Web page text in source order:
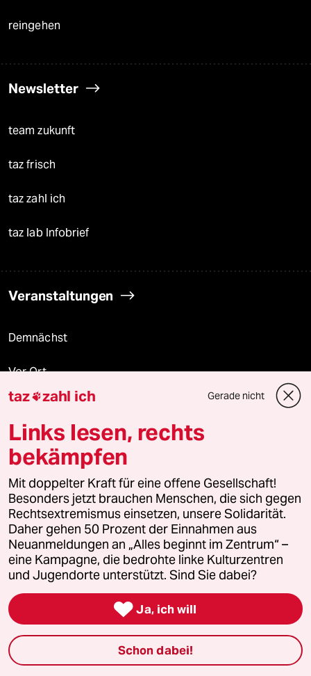
reingehen
Newsletter
team zukunft
taz frisch
taz zahl ich
taz lab Infobrief
Veranstaltungen
Demnächst
Vor Ort
Live im Stream
Vergangene
Mehr taz Lesestoff
taz Blogs
taz FUTURZWEI
Le Monde diplomatique
taz zahl ich Gerade nicht
Links lesen, rechts
bekämpfen
Mit doppelter Kraft für eine offene Gesellschaft!
Besonders jetzt brauchen Menschen, die sich gegen
Rechtsextremismus einsetzen, unsere Solidarität.
Daher gehen 50 Prozent der Einnahmen aus
Neuanmeldungen an „Alles beginnt im Zentrum“ –
eine Kampagne, die bedrohte linke Kulturzentren
und Jugendorte unterstützt. Sind Sie dabei?
 Ja, ich will
Schon dabei!